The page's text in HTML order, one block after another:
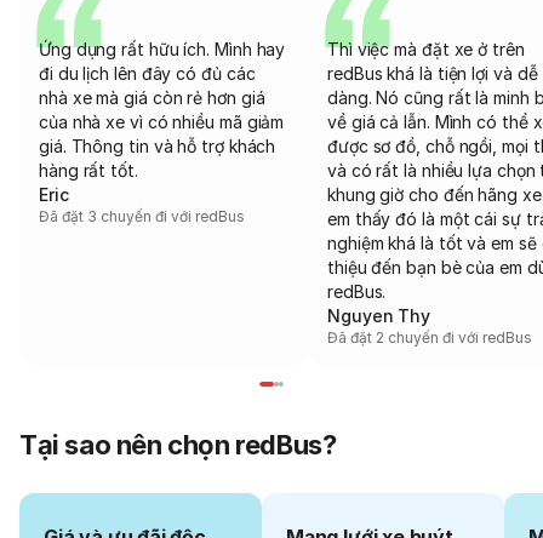
Ứng dụng rất hữu ích. Mình hay
đi du lịch lên đây có đủ các
nhà xe mà giá còn rẻ hơn giá
của nhà xe vì có nhiều mã giảm
giá. Thông tin và hỗ trợ khách
hàng rất tốt.
Eric
Đã đặt 3 chuyến đi với redBus
Thì việc mà đặt xe ở trên
redBus khá là tiện lợi và dễ
dàng. Nó cũng rất là minh
về giá cả lẫn. Mình có thể
được sơ đồ, chỗ ngồi, mọi
và có rất là nhiều lựa chọn
khung giờ cho đến hãng
em thấy đó là một cái sự
nghiệm khá là tốt và em sẽ
thiệu đến bạn bè của em
redBus.
Nguyen Thy
Đã đặt 2 chuyến đi với redBus
Tại sao nên chọn redBus?